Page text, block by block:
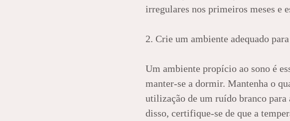
irregulares nos primeiros meses e
2. Crie um ambiente adequado
Um ambiente propício ao sono é
manter-se a dormir. Mantenha o
utilização de um ruído branco para
disso, certifique-se de que a